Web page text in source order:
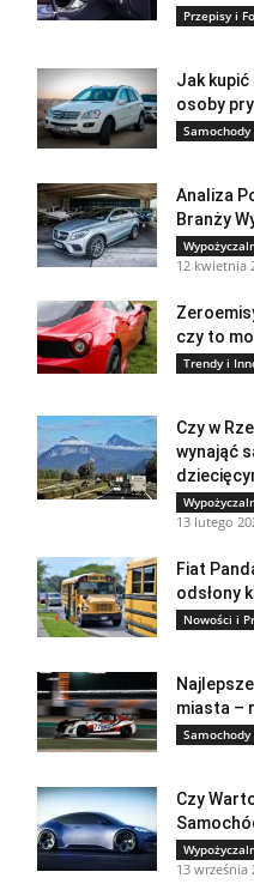
Przepisy i
Jak kupić
osoby
Samochody
Analiza
Branży
12 kwietnia
czy to
Trendy i
Czy w
wynająć
13 lutego
Fiat
odsłony
Nowości i
miasta –
Samochody
Czy
13 września